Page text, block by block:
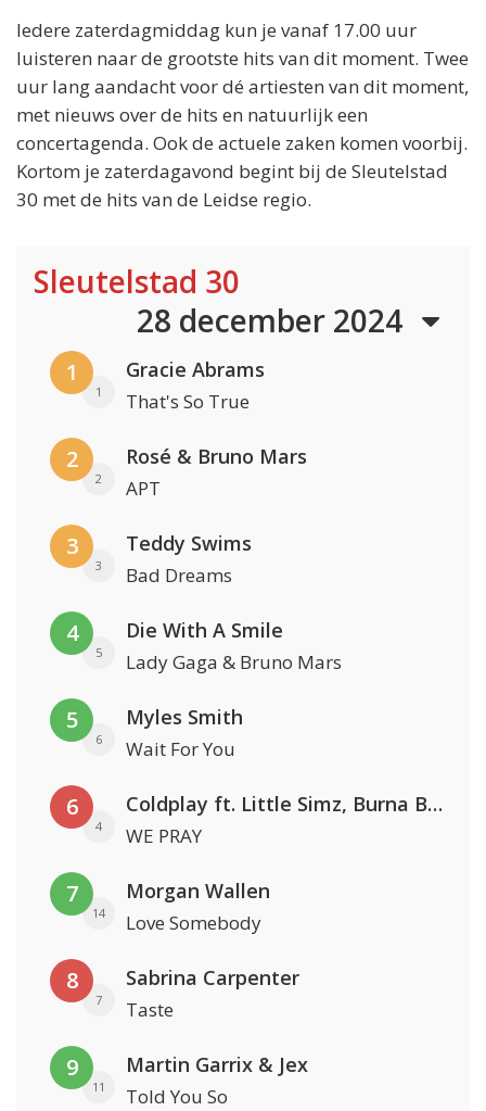
Iedere zaterdagmiddag kun je vanaf 17.00 uur
luisteren naar de grootste hits van dit moment. Twee
uur lang aandacht voor dé artiesten van dit moment,
met nieuws over de hits en natuurlijk een
concertagenda. Ook de actuele zaken komen voorbij.
Kortom je zaterdagavond begint bij de Sleutelstad
30 met de hits van de Leidse regio.
Sleutelstad 30
28 december 2024
1
1
Gracie Abrams
That's So True
2
2
Rosé & Bruno Mars
APT
3
3
Teddy Swims
Bad Dreams
4
5
Die With A Smile
Lady Gaga & Bruno Mars
5
6
Myles Smith
Wait For You
6
4
Coldplay ft. Little Simz, Burna Boy, Elyanna & Tini
WE PRAY
7
14
Morgan Wallen
Love Somebody
8
7
Sabrina Carpenter
Taste
9
11
Martin Garrix & Jex
Told You So